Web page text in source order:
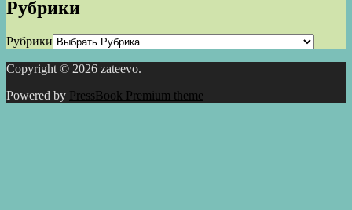
Рубрики
Рубрики
Copyright © 2026 zateevo.
Powered by PressBook Premium theme